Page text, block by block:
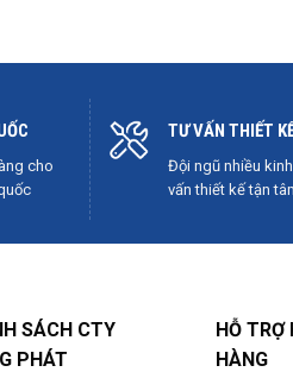
cho
TƯ VẤN THIẾT
Đội ngũ nhiều
vấn thiết kế tận
SÁCH CTY
PHÁT
HỖ TRỢ
HÀNG